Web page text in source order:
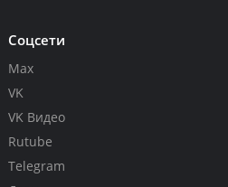
Соцсети
Max
VK
VK Видео
Rutube
Telegram